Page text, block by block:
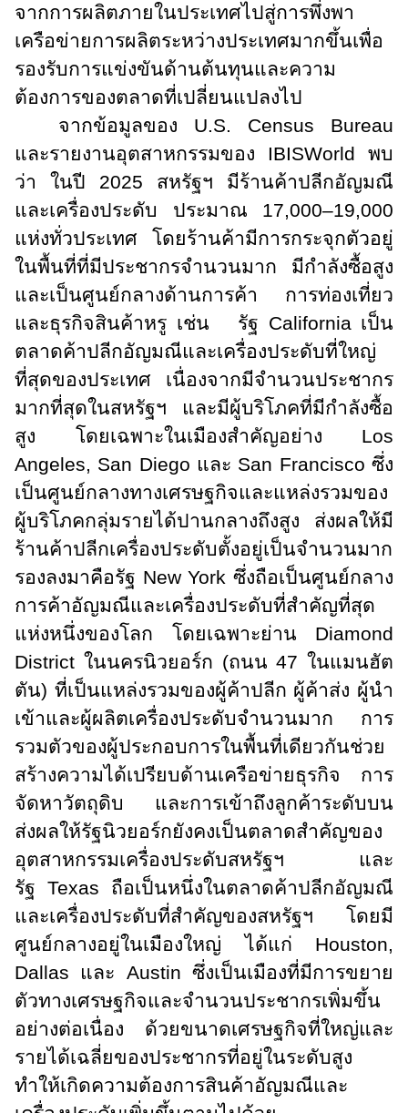
จากการผลิตภายในประเทศไปสู่การพึ่งพา
เครือข่ายการผลิตระหว่างประเทศมากขึ้นเพื่อ
รองรับการแข่งขันด้านต้นทุนและความ
ต้องการของตลาดที่เปลี่ยนแปลงไป
จากข้อมูลของ U.S. Census Bureau
และรายงานอุตสาหกรรมของ IBISWorld พบ
ว่า ในปี 2025 สหรัฐฯ มีร้านค้าปลีกอัญมณี
และเครื่องประดับ ประมาณ 17,000–19,000
แห่งทั่วประเทศ โดยร้านค้ามีการกระจุกตัวอยู่
ในพื้นที่ที่มีประชากรจำนวนมาก มีกำลังซื้อสูง
และเป็นศูนย์กลางด้านการค้า การท่องเที่ยว
และธุรกิจสินค้าหรู เช่น รัฐ California เป็น
ตลาดค้าปลีกอัญมณีและเครื่องประดับที่ใหญ่
ที่สุดของประเทศ เนื่องจากมีจำนวนประชากร
มากที่สุดในสหรัฐฯ และมีผู้บริโภคที่มีกำลังซื้อ
สูง โดยเฉพาะในเมืองสำคัญอย่าง Los
Angeles, San Diego และ San Franciscoซึ่ง
เป็นศูนย์กลางทางเศรษฐกิจและแหล่งรวมของ
ผู้บริโภคกลุ่มรายได้ปานกลางถึงสูง ส่งผลให้มี
ร้านค้าปลีกเครื่องประดับตั้งอยู่เป็นจำนวนมาก
รองลงมาคือรัฐ New Yorkซึ่งถือเป็นศูนย์กลาง
การค้าอัญมณีและเครื่องประดับที่สำคัญที่สุด
แห่งหนึ่งของโลก โดยเฉพาะย่าน Diamond
District ในนครนิวยอร์ก (ถนน 47 ในแมนฮัต
ตัน) ที่เป็นแหล่งรวมของผู้ค้าปลีก ผู้ค้าส่ง ผู้นำ
เข้าและผู้ผลิตเครื่องประดับจำนวนมาก การ
รวมตัวของผู้ประกอบการในพื้นที่เดียวกันช่วย
สร้างความได้เปรียบด้านเครือข่ายธุรกิจ การ
จัดหาวัตถุดิบ และการเข้าถึงลูกค้าระดับบน
ส่งผลให้รัฐนิวยอร์กยังคงเป็นตลาดสำคัญของ
อุตสาหกรรมเครื่องประดับสหรัฐฯ และ
รัฐ Texas ถือเป็นหนึ่งในตลาดค้าปลีกอัญมณี
และเครื่องประดับที่สำคัญของสหรัฐฯ โดยมี
ศูนย์กลางอยู่ในเมืองใหญ่ ได้แก่ Houston,
Dallas และ Austinซึ่งเป็นเมืองที่มีการขยาย
ตัวทางเศรษฐกิจและจำนวนประชากรเพิ่มขึ้น
อย่างต่อเนื่อง ด้วยขนาดเศรษฐกิจที่ใหญ่และ
รายได้เฉลี่ยของประชากรที่อยู่ในระดับสูง
ทำให้เกิดความต้องการสินค้าอัญมณีและ